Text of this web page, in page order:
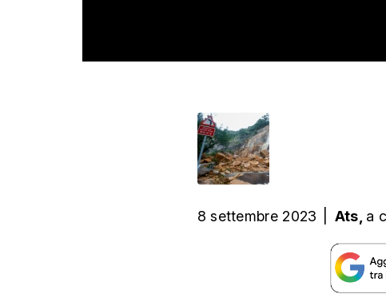
8 settembre 2023 Ats, a